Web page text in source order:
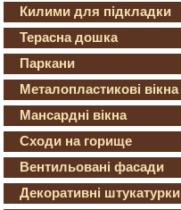
Килими для підкладки
Терасна дошка
Паркани
Металопластикові вікна
Мансардні вікна
Сходи на горище
Вентильовані фасади
Декоративні штукатурки